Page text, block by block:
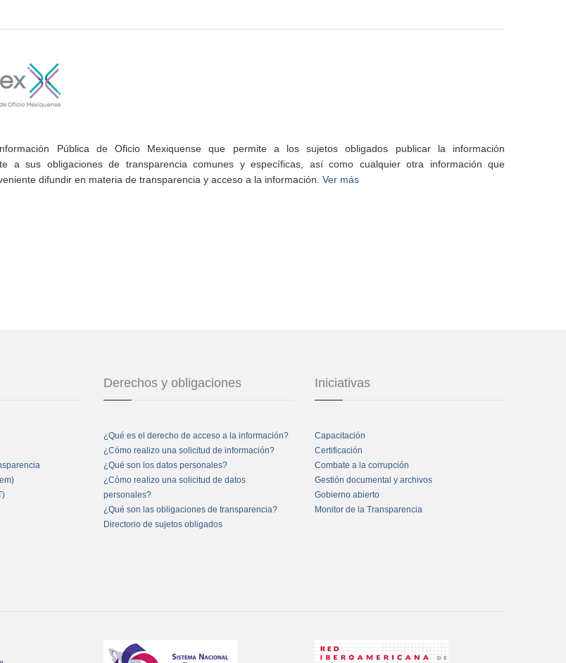
Pública de Oficio Mexiquense que permite a los sujetos obligados publicar la información
a sus obligaciones de transparencia comunes y específicas, así como cualquier otra información que
difundir en materia de transparencia y acceso a la información. Ver más
Derechos y obligaciones
¿Qué es el derecho de acceso a la información?
¿Cómo realizo una solicitud de información?
¿Qué son los datos personales?
¿Cómo realizo una solicitud de datos
personales?
¿Qué son las obligaciones de transparencia?
Directorio de sujetos obligados
Iniciativas
Capacitación
Certificación
Combate a la corrupción
Gestión documental y archivos
Gobierno abierto
Monitor de la Transparencia